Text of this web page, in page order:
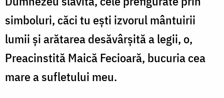
simboluri, căci tu ești izvorul mântuirii
lumii și arătarea desăvârșită a legii, o,
Preacinstită Maică Fecioară, bucuria cea
mare a sufletului meu.